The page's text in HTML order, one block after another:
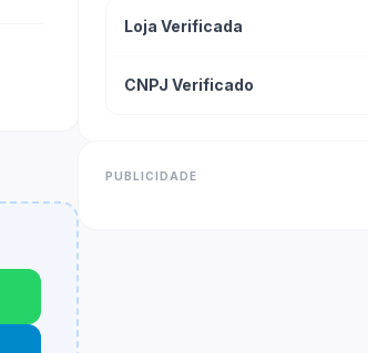
Loja Verificada
CNPJ Verificado
PUBLICIDADE